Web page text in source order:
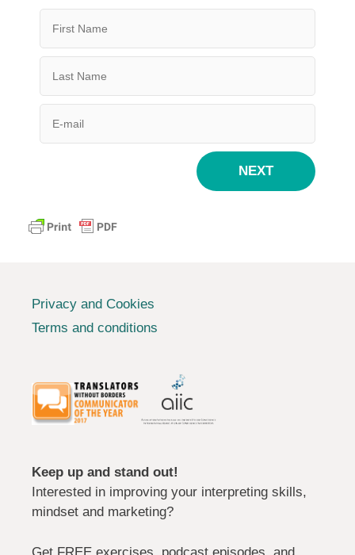
NEXT
Privacy and Cookies
Terms and conditions
Keep up and stand out!
Interested in improving your interpreting skills,
mindset and marketing?